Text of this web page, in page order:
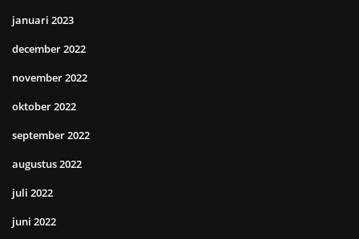
januari 2023
december 2022
november 2022
oktober 2022
september 2022
augustus 2022
juli 2022
juni 2022